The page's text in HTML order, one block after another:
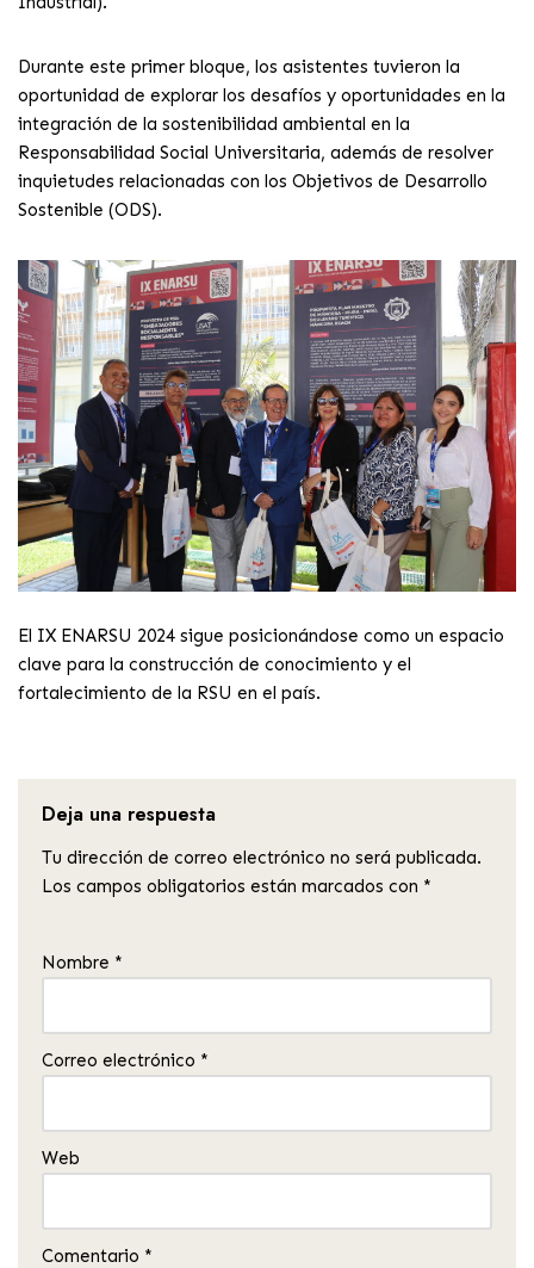
Durante este primer bloque, los asistentes tuvieron la
oportunidad de explorar los desafíos y oportunidades en la
integración de la sostenibilidad ambiental en la
Responsabilidad Social Universitaria, además de resolver
inquietudes relacionadas con los Objetivos de Desarrollo
Sostenible (ODS).
El IX ENARSU 2024 sigue posicionándose como un espacio
clave para la construcción de conocimiento y el
fortalecimiento de la RSU en el país.
Deja una respuesta
Tu dirección de correo electrónico no será publicada.
Los campos obligatorios están marcados con *
Nombre *
Correo electrónico *
Web
Comentario *